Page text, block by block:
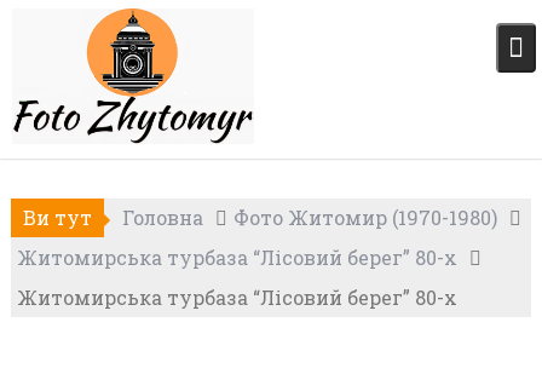
Ви тут Головна
Фото Житомир (1970-1980)
Житомирська турбаза “Лісовий берег” 80-х
Житомирська турбаза “Лісовий берег” 80-х